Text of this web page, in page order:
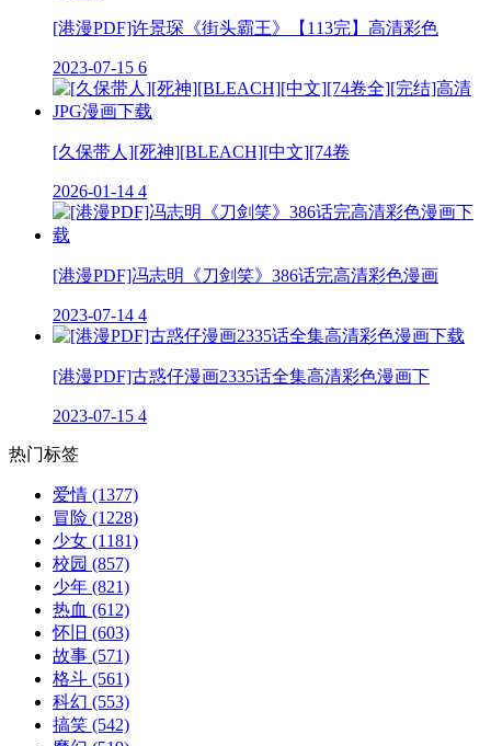
[港漫PDF]许景琛《街头霸王》【113完】高清彩色
2023-07-15 6
[久保带人][死神][BLEACH][中文][74卷
2026-01-14 4
[港漫PDF]冯志明《刀剑笑》386话完高清彩色漫画
2023-07-14 4
[港漫PDF]古惑仔漫画2335话全集高清彩色漫画下
2023-07-15 4
热门标签
爱情 (1377)
冒险 (1228)
少女 (1181)
校园 (857)
少年 (821)
热血 (612)
怀旧 (603)
故事 (571)
格斗 (561)
科幻 (553)
搞笑 (542)